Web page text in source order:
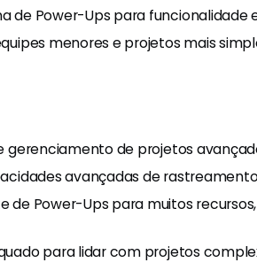
de Power-Ups para funcionalidade
menores e projetos mais
gerenciamento de projetos
avançadas de
de Power-Ups para muitos
para lidar com projetos